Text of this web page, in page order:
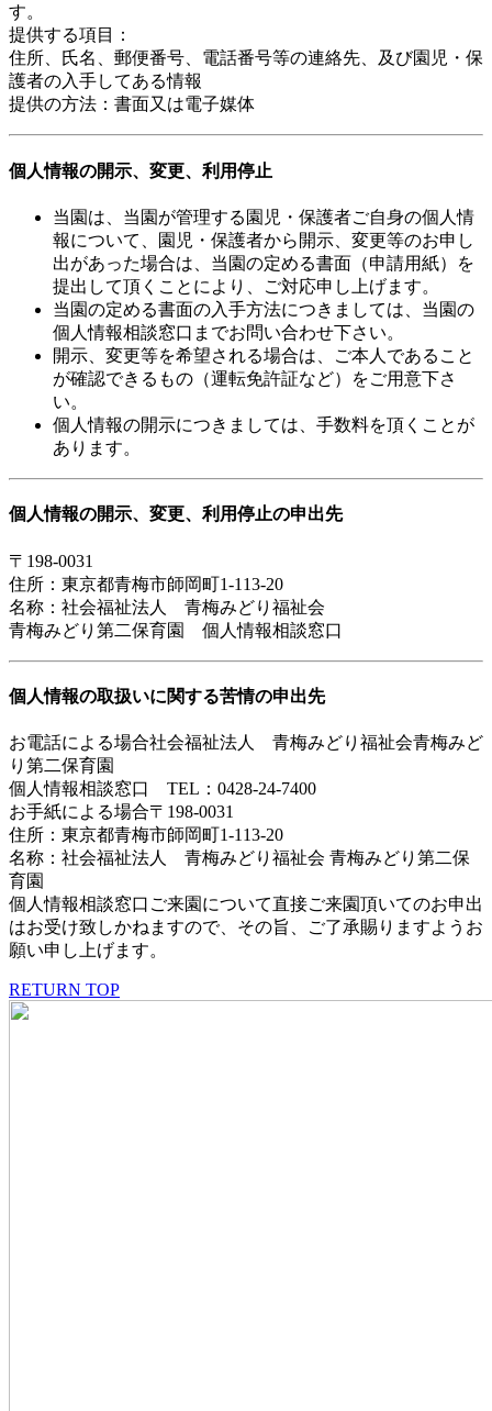
す。
提供する項目：
住所、氏名、郵便番号、電話番号等の連絡先、及び園児・保
護者の入手してある情報
提供の方法：書面又は電子媒体
個人情報の開示、変更、利用停止
当園は、当園が管理する園児・保護者ご自身の個人情
報について、園児・保護者から開示、変更等のお申し
出があった場合は、当園の定める書面（申請用紙）を
提出して頂くことにより、ご対応申し上げます。
当園の定める書面の入手方法につきましては、当園の
個人情報相談窓口までお問い合わせ下さい。
開示、変更等を希望される場合は、ご本人であること
が確認できるもの（運転免許証など）をご用意下さ
い。
個人情報の開示につきましては、手数料を頂くことが
あります。
個人情報の開示、変更、利用停止の申出先
〒198-0031
住所：東京都青梅市師岡町1-113-20
名称：社会福祉法人 青梅みどり福祉会
青梅みどり第二保育園 個人情報相談窓口
個人情報の取扱いに関する苦情の申出先
お電話による場合社会福祉法人 青梅みどり福祉会青梅みど
り第二保育園
個人情報相談窓口 TEL：0428-24-7400
お手紙による場合〒198-0031
住所：東京都青梅市師岡町1-113-20
名称：社会福祉法人 青梅みどり福祉会 青梅みどり第二保
育園
個人情報相談窓口ご来園について直接ご来園頂いてのお申出
はお受け致しかねますので、その旨、ご了承賜りますようお
願い申し上げます。
RETURN TOP